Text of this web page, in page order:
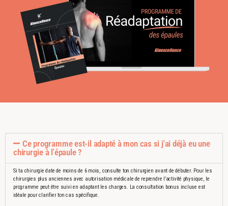
Ce programme est-il adapté à mon cas si j'ai déjà eu une
chirurgie à l'épaule ?
Si ta chirurgie date de moins de 6 mois, consulte ton chirurgien avant de débuter. Pour les
chirurgies plus anciennes avec autorisation médicale de reprendre l’activité physique, le
programme peut être suivi en adaptant les charges. La consultation bonus incluse est
idéale pour clarifier ton cas spécifique.